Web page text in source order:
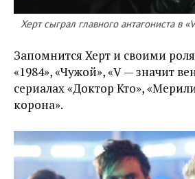
Херт сыграл главного антагониста в
Запомнится Херт и своими
«1984», «Чужой», «V — значит
сериалах «Доктор Кто»,
корона».